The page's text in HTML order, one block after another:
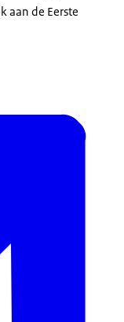
aan de Eerste